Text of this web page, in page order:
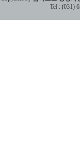
Tel : (031)